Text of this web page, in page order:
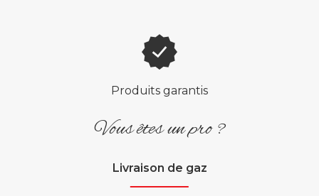
Produits garantis
Vous êtes un pro ?
Livraison de gaz